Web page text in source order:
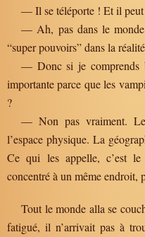
— Il se téléporte ! Et il peut
— Ah, pas dans le
“super pouvoirs” dans la
— Donc si je comprends
importante parce que les
?
— Non pas vraiment.
l’espace physique. La
Ce qui les appelle, c’est
concentré à un même
Tout le monde alla se
fatigué, il n’arrivait pas à